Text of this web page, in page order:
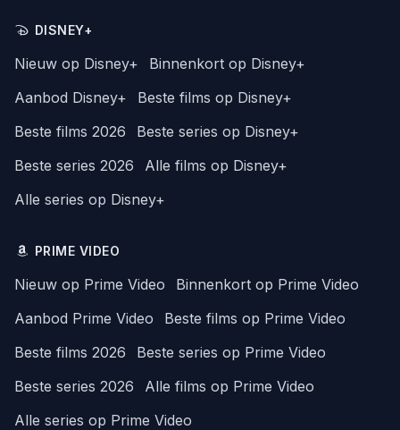
DISNEY+
Nieuw op Disney+
Binnenkort op Disney+
Aanbod Disney+
Beste films op Disney+
Beste films 2026
Beste series op Disney+
Beste series 2026
Alle films op Disney+
Alle series op Disney+
PRIME VIDEO
Nieuw op Prime Video
Binnenkort op Prime Video
Aanbod Prime Video
Beste films op Prime Video
Beste films 2026
Beste series op Prime Video
Beste series 2026
Alle films op Prime Video
Alle series op Prime Video